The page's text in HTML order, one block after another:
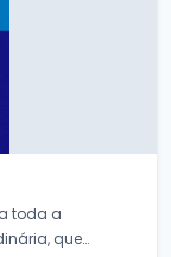
toda a
que